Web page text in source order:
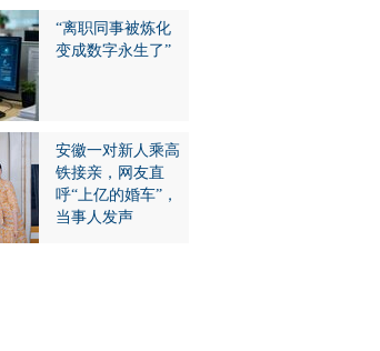
“离职同事被炼化
变成数字永生了”
安徽一对新人乘高
铁接亲，网友直
呼“上亿的婚车”，
当事人发声